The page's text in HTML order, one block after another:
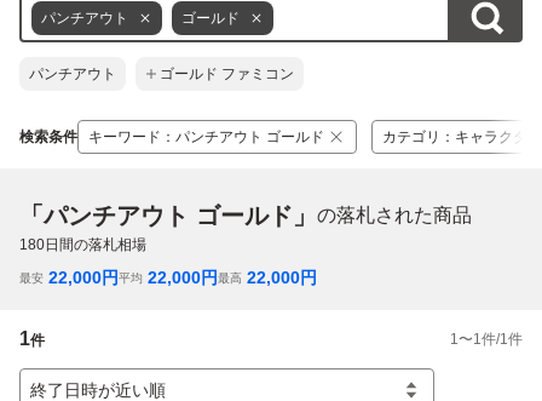
パンチアウト ゴールド
パンチアウト ゴールド ファミコン
検索条件 キーワード ： パンチアウト ゴールド カテゴリ ： キャラクター
「パンチアウト ゴールド」 の落札された商品
180日間の落札相場
最安 22,000円平均 22,000円最高 22,000円
1件 1 〜1 件/1 件
終了日時が近い順